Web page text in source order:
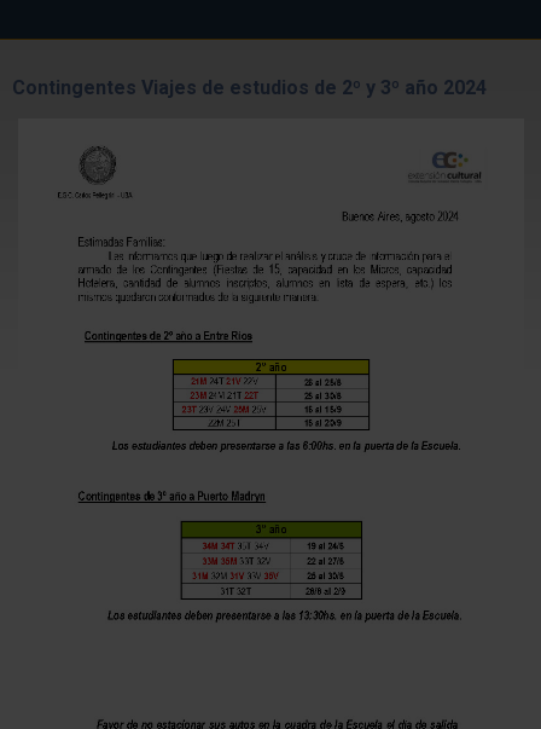
Contingentes Viajes de estudios de 2º y 3º año 2024